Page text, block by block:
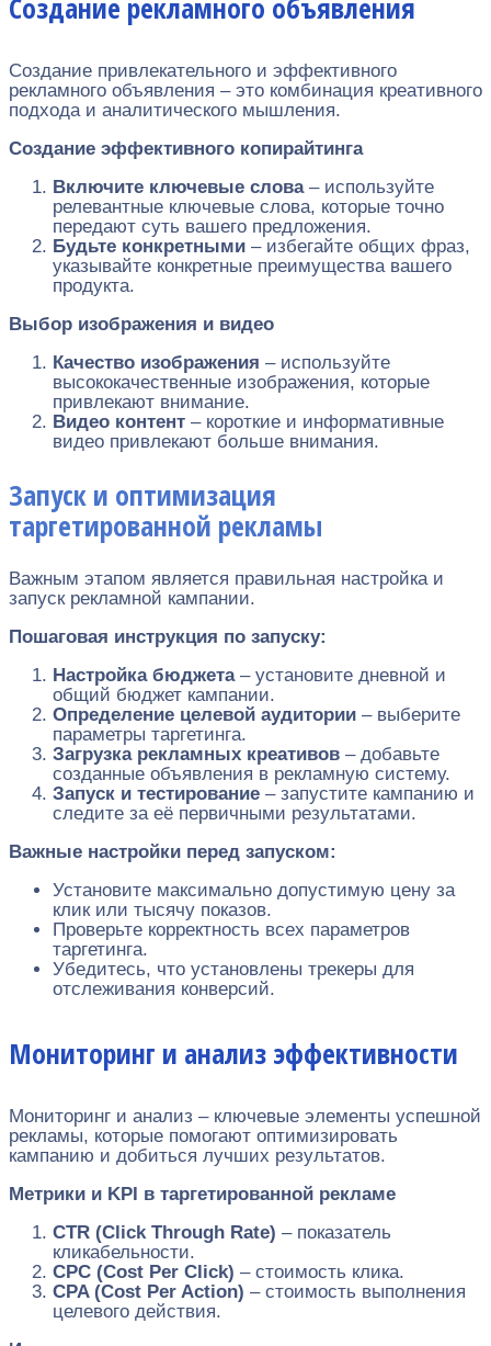
Создание рекламного объявления
Создание привлекательного и эффективного
рекламного объявления – это комбинация креативного
подхода и аналитического мышления.
Создание эффективного копирайтинга
Включите ключевые слова– используйте
релевантные ключевые слова, которые точно
передают суть вашего предложения.
Будьте конкретными – избегайте общих фраз,
указывайте конкретные преимущества вашего
продукта.
Выбор изображения и видео
Качество изображения – используйте
высококачественные изображения, которые
привлекают внимание.
Видео контент – короткие и информативные
видео привлекают больше внимания.
Запуск и оптимизация
таргетированной рекламы
Важным этапом является правильная настройка и
запуск рекламной кампании.
Пошаговая инструкция по запуску:
Настройка бюджета– установите дневной и
общий бюджет кампании.
Определение целевой аудитории – выберите
параметры таргетинга.
Загрузка рекламных креативов – добавьте
созданные объявления в рекламную систему.
Запуск и тестирование – запустите кампанию и
следите за её первичными результатами.
Важные настройки перед запуском:
Установите максимально допустимую цену за
клик или тысячу показов.
Проверьте корректность всех параметров
таргетинга.
Убедитесь, что установлены трекеры для
отслеживания конверсий.
Мониторинг и анализ эффективности
Мониторинг и анализ – ключевые элементы успешной
рекламы, которые помогают оптимизировать
кампанию и добиться лучших результатов.
Метрики и KPI в таргетированной рекламе
CTR (Click Through Rate) – показатель
кликабельности.
CPC (Cost Per Click) – стоимость клика.
CPA (Cost Per Action) – стоимость выполнения
целевого действия.